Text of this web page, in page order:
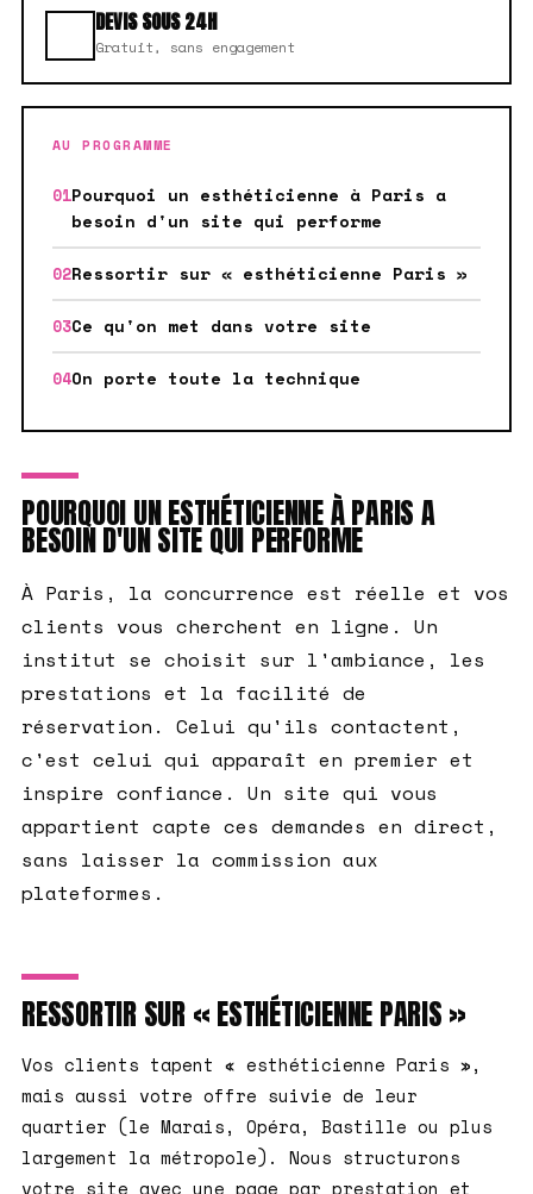
DEVIS SOUS 24H
Gratuit, sans engagement
AU PROGRAMME
Pourquoi un esthéticienne à Paris a
besoin d'un site qui performe
Ressortir sur « esthéticienne Paris »
Ce qu'on met dans votre site
On porte toute la technique
POURQUOI UN ESTHÉTICIENNE À PARIS A
BESOIN D'UN SITE QUI PERFORME
À Paris, la concurrence est réelle et vos
clients vous cherchent en ligne. Un
institut se choisit sur l'ambiance, les
prestations et la facilité de
réservation. Celui qu'ils contactent,
c'est celui qui apparaît en premier et
inspire confiance. Un site qui vous
appartient capte ces demandes en direct,
sans laisser la commission aux
plateformes.
RESSORTIR SUR « ESTHÉTICIENNE PARIS »
Vos clients tapent « esthéticienne Paris »,
mais aussi votre offre suivie de leur
quartier (le Marais, Opéra, Bastille ou plus
largement la métropole). Nous structurons
votre site avec une page par prestation et